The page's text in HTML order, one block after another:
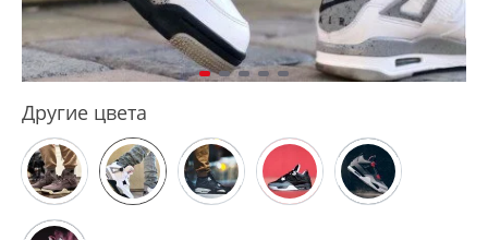
Другие цвета